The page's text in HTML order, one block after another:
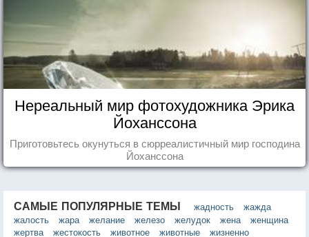
Нереальный мир фотохудожника Эрика
Йоханссона
Приготовьтесь окунуться в сюрреалистичный мир господина
Йоханссона
САМЫЕ ПОПУЛЯРНЫЕ ТЕМЫ жадность
жажда
жалость
жара желание железо желудок жена
женщина
жертва
жестокость животное животные жизненно